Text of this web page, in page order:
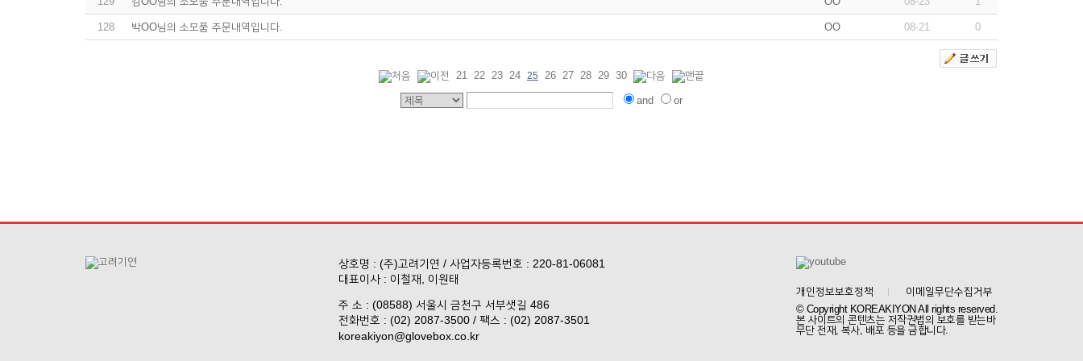
128 박OO님의 소모품 주문내역입니다. OO 08-21 0
21 22 23 24 25 26 27 28 29 30
and or
상호명 : (주)고려기연 / 사업자등록번호 : 220-81-06081
대표이사 : 이철재, 이원태
주 소 : (08588) 서울시 금천구 서부샛길 486
전화번호 : (02) 2087-3500 / 팩스 : (02) 2087-3501
koreakiyon@glovebox.co.kr
개인정보보호정책
이메일무단수집거부
© Copyright KOREAKIYON All rights reserved.
본 사이트의 콘텐츠는 저작권법의 보호를 받는바
무단 전재, 복사, 배포 등을 금합니다.